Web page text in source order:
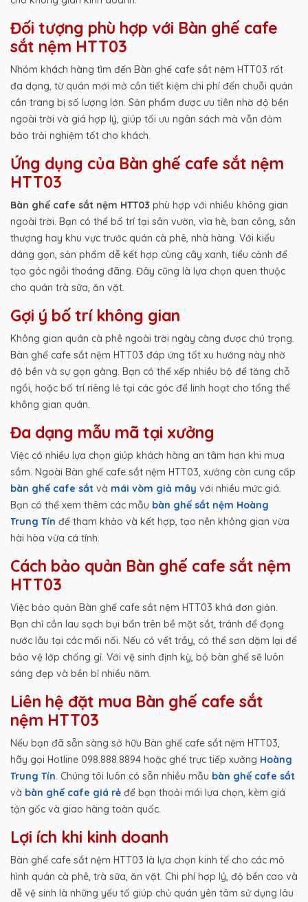
Đối tượng phù hợp với Bàn ghế cafe
sắt nệm HTT03
Nhóm khách hàng tìm đến Bàn ghế cafe sắt nệm HTT03 rất
đa dạng, từ quán mới mở cần tiết kiệm chi phí đến chuỗi quán
cần trang bị số lượng lớn. Sản phẩm được ưu tiên nhờ độ bền
ngoài trời và giá hợp lý, giúp tối ưu ngân sách mà vẫn đảm
bảo trải nghiệm tốt cho khách.
Ứng dụng của Bàn ghế cafe sắt nệm
HTT03
Bàn ghế cafe sắt nệm HTT03 phù hợp với nhiều không gian
ngoài trời. Bạn có thể bố trí tại sân vườn, vỉa hè, ban công, sân
thượng hay khu vực trước quán cà phê, nhà hàng. Với kiểu
dáng gọn, sản phẩm dễ kết hợp cùng cây xanh, tiểu cảnh để
tạo góc ngồi thoáng đãng. Đây cũng là lựa chọn quen thuộc
cho quán trà sữa, ăn vặt.
Gợi ý bố trí không gian
Không gian quán cà phê ngoài trời ngày càng được chú trọng.
Bàn ghế cafe sắt nệm HTT03 đáp ứng tốt xu hướng này nhờ
độ bền và sự gọn gàng. Bạn có thể xếp nhiều bộ để tăng chỗ
ngồi, hoặc bố trí riêng lẻ tại các góc để linh hoạt cho tổng thể
không gian quán.
Đa dạng mẫu mã tại xưởng
Việc có nhiều lựa chọn giúp khách hàng an tâm hơn khi mua
sắm. Ngoài Bàn ghế cafe sắt nệm HTT03, xưởng còn cung cấp
bàn ghế cafe sắt và mái vòm giả mây với nhiều mức giá.
Bạn có thể xem thêm các mẫu bàn ghế sắt nệm Hoàng
Trung Tín để tham khảo và kết hợp, tạo nên không gian vừa
hài hòa vừa cá tính.
Cách bảo quản Bàn ghế cafe sắt nệm
HTT03
Việc bảo quản Bàn ghế cafe sắt nệm HTT03 khá đơn giản.
Bạn chỉ cần lau sạch bụi bẩn trên bề mặt sắt, tránh để đọng
nước lâu tại các mối nối. Nếu có vết trầy, có thể sơn dặm lại để
bảo vệ lớp chống gỉ. Với vệ sinh định kỳ, bộ bàn ghế sẽ luôn
sáng đẹp và bền bỉ nhiều năm.
Liên hệ đặt mua Bàn ghế cafe sắt
nệm HTT03
Nếu bạn đã sẵn sàng sở hữu Bàn ghế cafe sắt nệm HTT03,
hãy gọi Hotline 098.888.8894 hoặc ghé trực tiếp xưởng Hoàng
Trung Tín . Chúng tôi luôn có sẵn nhiều mẫu bàn ghế cafe sắt
và bàn ghế cafe giá rẻ để bạn thoải mái lựa chọn, kèm giá
tận gốc và giao hàng toàn quốc.
Lợi ích khi kinh doanh
Bàn ghế cafe sắt nệm HTT03 là lựa chọn kinh tế cho các mô
hình quán cà phê, trà sữa, ăn vặt. Chi phí hợp lý, độ bền cao và
dễ vệ sinh là những yếu tố giúp chủ quán yên tâm sử dụng lâu